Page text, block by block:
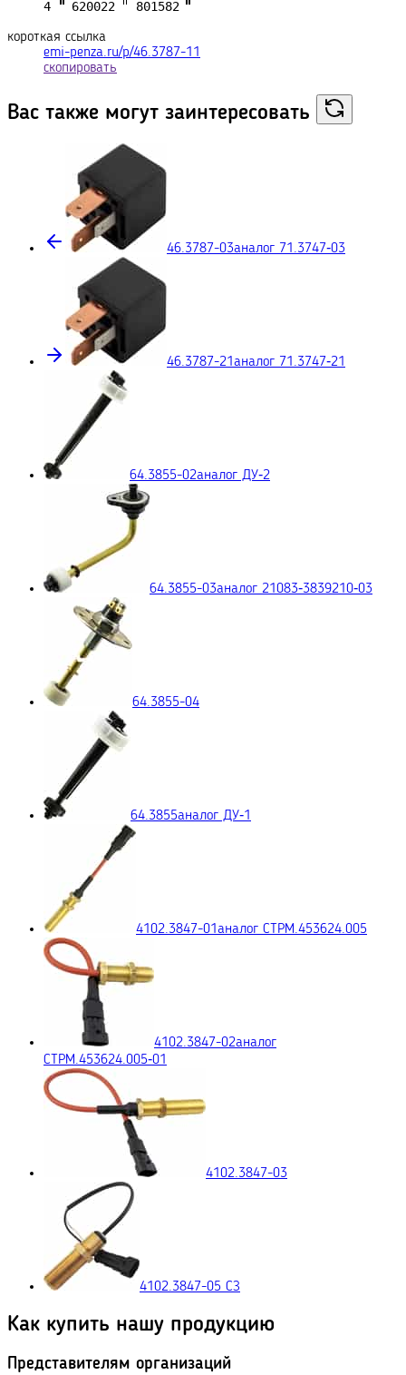
короткая ссылка
emi-penza.ru/p/46.3787-11
скопировать
Вас также могут заинтересовать
46.3787-03аналог 71.3747‑03
46.3787-21аналог 71.3747‑21
64.3855-02аналог ДУ‑2
64.3855-03аналог 21083‑3839210‑03
64.3855-04
64.3855аналог ДУ‑1
4102.3847-01аналог СТРМ.453624.005
4102.3847-02аналог
СТРМ.453624.005‑01
4102.3847-03
4102.3847-05 СЗ
Как купить нашу продукцию
Представителям организаций